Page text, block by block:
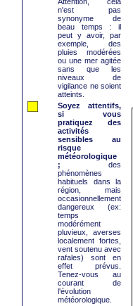
n'est pas
synonyme de
beau temps : il
peut y avoir, par
exemple, des
pluies modérées
ou une mer agitée
sans que les
niveaux de
vigilance ne soient
atteints.
Soyez attentifs,
si vous
pratiquez des
activités
sensibles au
risque
météorologique
; des
phénomènes
habituels dans la
région, mais
occasionnellement
dangereux (ex:
temps
modérément
pluvieux, averses
localement fortes,
vent soutenu avec
rafales) sont en
effet prévus.
Tenez-vous au
courant de
l'évolution
météorologique.